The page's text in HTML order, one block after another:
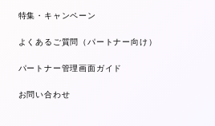
特集・キャンペーン
よくあるご質問（パートナー向け）
パートナー管理画面ガイド
お問い合わせ